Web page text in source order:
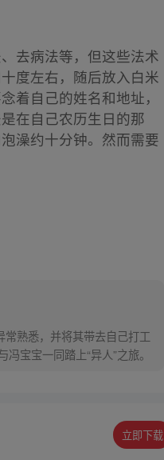
去病法等，但这些法术
度左右，随后放入白米
着自己的姓名和地址，
在自己农历生日的那
澡约十分钟。然而需要
常熟悉，并将其带去自己打工
宝宝一同踏上“异人”之旅。
立即下载